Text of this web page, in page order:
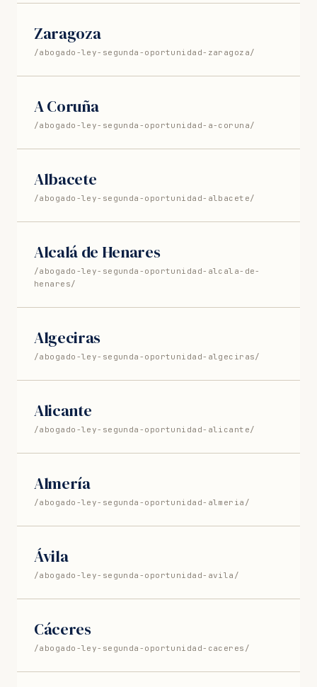
Zaragoza
/abogado-ley-segunda-oportunidad-zaragoza/
A Coruña
/abogado-ley-segunda-oportunidad-a-coruna/
Albacete
/abogado-ley-segunda-oportunidad-albacete/
Alcalá de Henares
/abogado-ley-segunda-oportunidad-alcala-de-
henares/
Algeciras
/abogado-ley-segunda-oportunidad-algeciras/
Alicante
/abogado-ley-segunda-oportunidad-alicante/
Almería
/abogado-ley-segunda-oportunidad-almeria/
Ávila
/abogado-ley-segunda-oportunidad-avila/
Cáceres
/abogado-ley-segunda-oportunidad-caceres/